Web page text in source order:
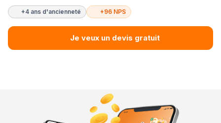
+4 ans d'ancienneté +96 NPS
Je veux un devis gratuit